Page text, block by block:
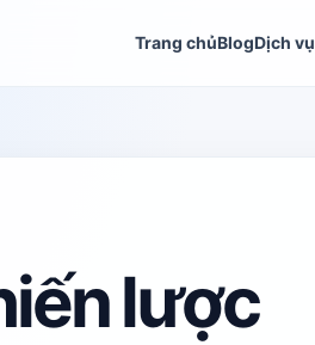
Trang chủBlogDịch vụ
lược